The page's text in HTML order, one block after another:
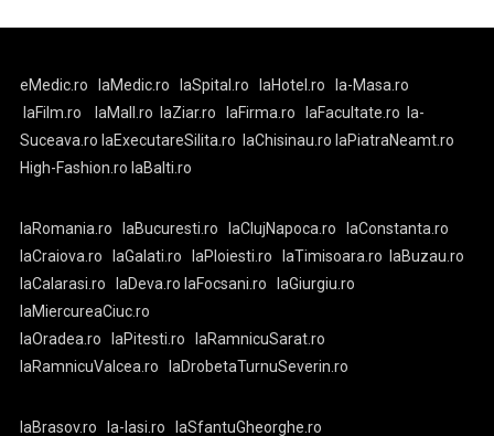
eMedic.ro laMedic.ro laSpital.ro laHotel.ro
la-Masa.ro
laFilm.ro
laMall.ro laZiar.ro laFirma.ro laFacultate.ro
la-
Suceava.ro laExecutareSilita.ro laChisinau.ro laPiatraNeamt.ro
High-Fashion.ro laBalti.ro
laRomania.ro laBucuresti.ro laClujNapoca.ro
laConstanta.ro
laCraiova.ro
laGalati.ro laPloiesti.ro laTimisoara.ro
laBuzau.ro
laCalarasi.ro
laDeva.ro laFocsani.ro
laGiurgiu.ro
laMiercureaCiuc.ro
laOradea.ro
laPitesti.ro
laRamnicuSarat.ro
laRamnicuValcea.ro
laDrobetaTurnuSeverin.ro
laBrasov.ro la-Iasi.ro laSfantuGheorghe.ro